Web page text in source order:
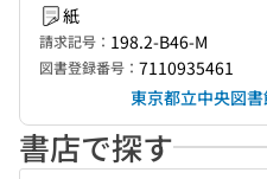
紙
請求記号： 198.2-B46-M
図書登録番号： 7110935461
東京都立中央図
書店で探す